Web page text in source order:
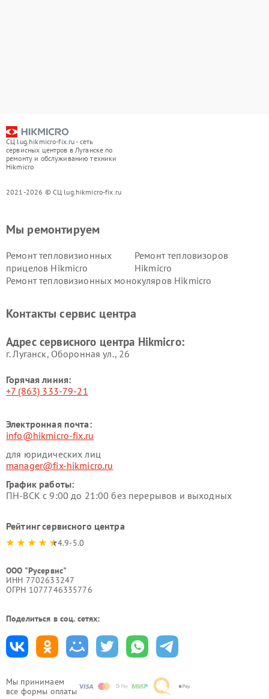
СЦ lug.hikmicro-fix.ru - сеть
сервисных центров в Луганске по
ремонту и обслуживанию техники
Hikmicro
2021-2026 © СЦ lug.hikmicro-fix.ru
Мы принимаем
все формы оплаты
Мы ремонтируем
Ремонт тепловизионных
прицелов Hikmicro
Ремонт тепловизоров
Hikmicro
Ремонт тепловизионных монокуляров Hikmicro
Контакты сервис центра
Адрес сервисного центра Hikmicro:
г. Луганск, Оборонная ул., 26
Горячая линия:
+7 (863) 333-79-21
Электронная почта:
info@hikmicro-fix.ru
для юридических лиц
manager@fix-hikmicro.ru
График работы:
ПН-ВСК с 9:00 до 21:00 без перерывов и выходных
Рейтинг сервисного центра
4.9-5.0
ООО "Русервис"
ИНН 7702633247
ОГРН 1077746335776
Поделиться в соц. сетях: